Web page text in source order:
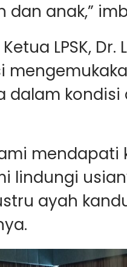
anak,”
LPSK, Dr.
dalam kondisi
lindungi
ayah